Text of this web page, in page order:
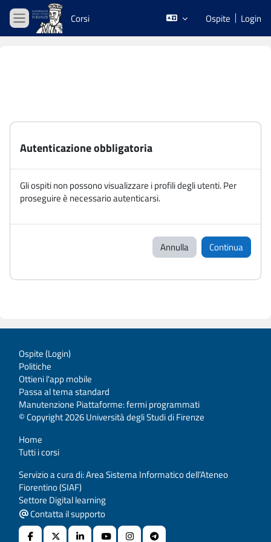
Vai al contenuto principale
Pannello laterale
Corsi Ospite Login
Autenticazione obbligatoria
Gli ospiti non possono visualizzare i profili degli utenti. Per
proseguire è necessario autenticarsi.
Annulla Continua
Ospite (Login)
Politiche
Ottieni l'app mobile
Passa al tema standard
Manutenzione Piattaforme: fermi programmati
© Copyright 2026 Università degli Studi di Firenze
Home
Tutti i corsi
Servizio a cura di: Area Sistema Informatico dell’Ateneo
Fiorentino (SIAF)
Settore Digital learning
Contatta il supporto